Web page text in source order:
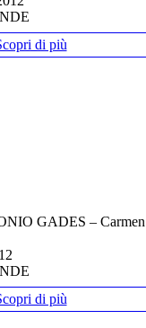
di più
GADES – Carmen
di più